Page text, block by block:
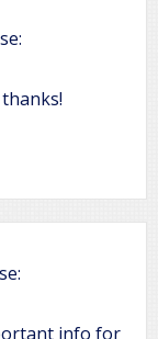
info for